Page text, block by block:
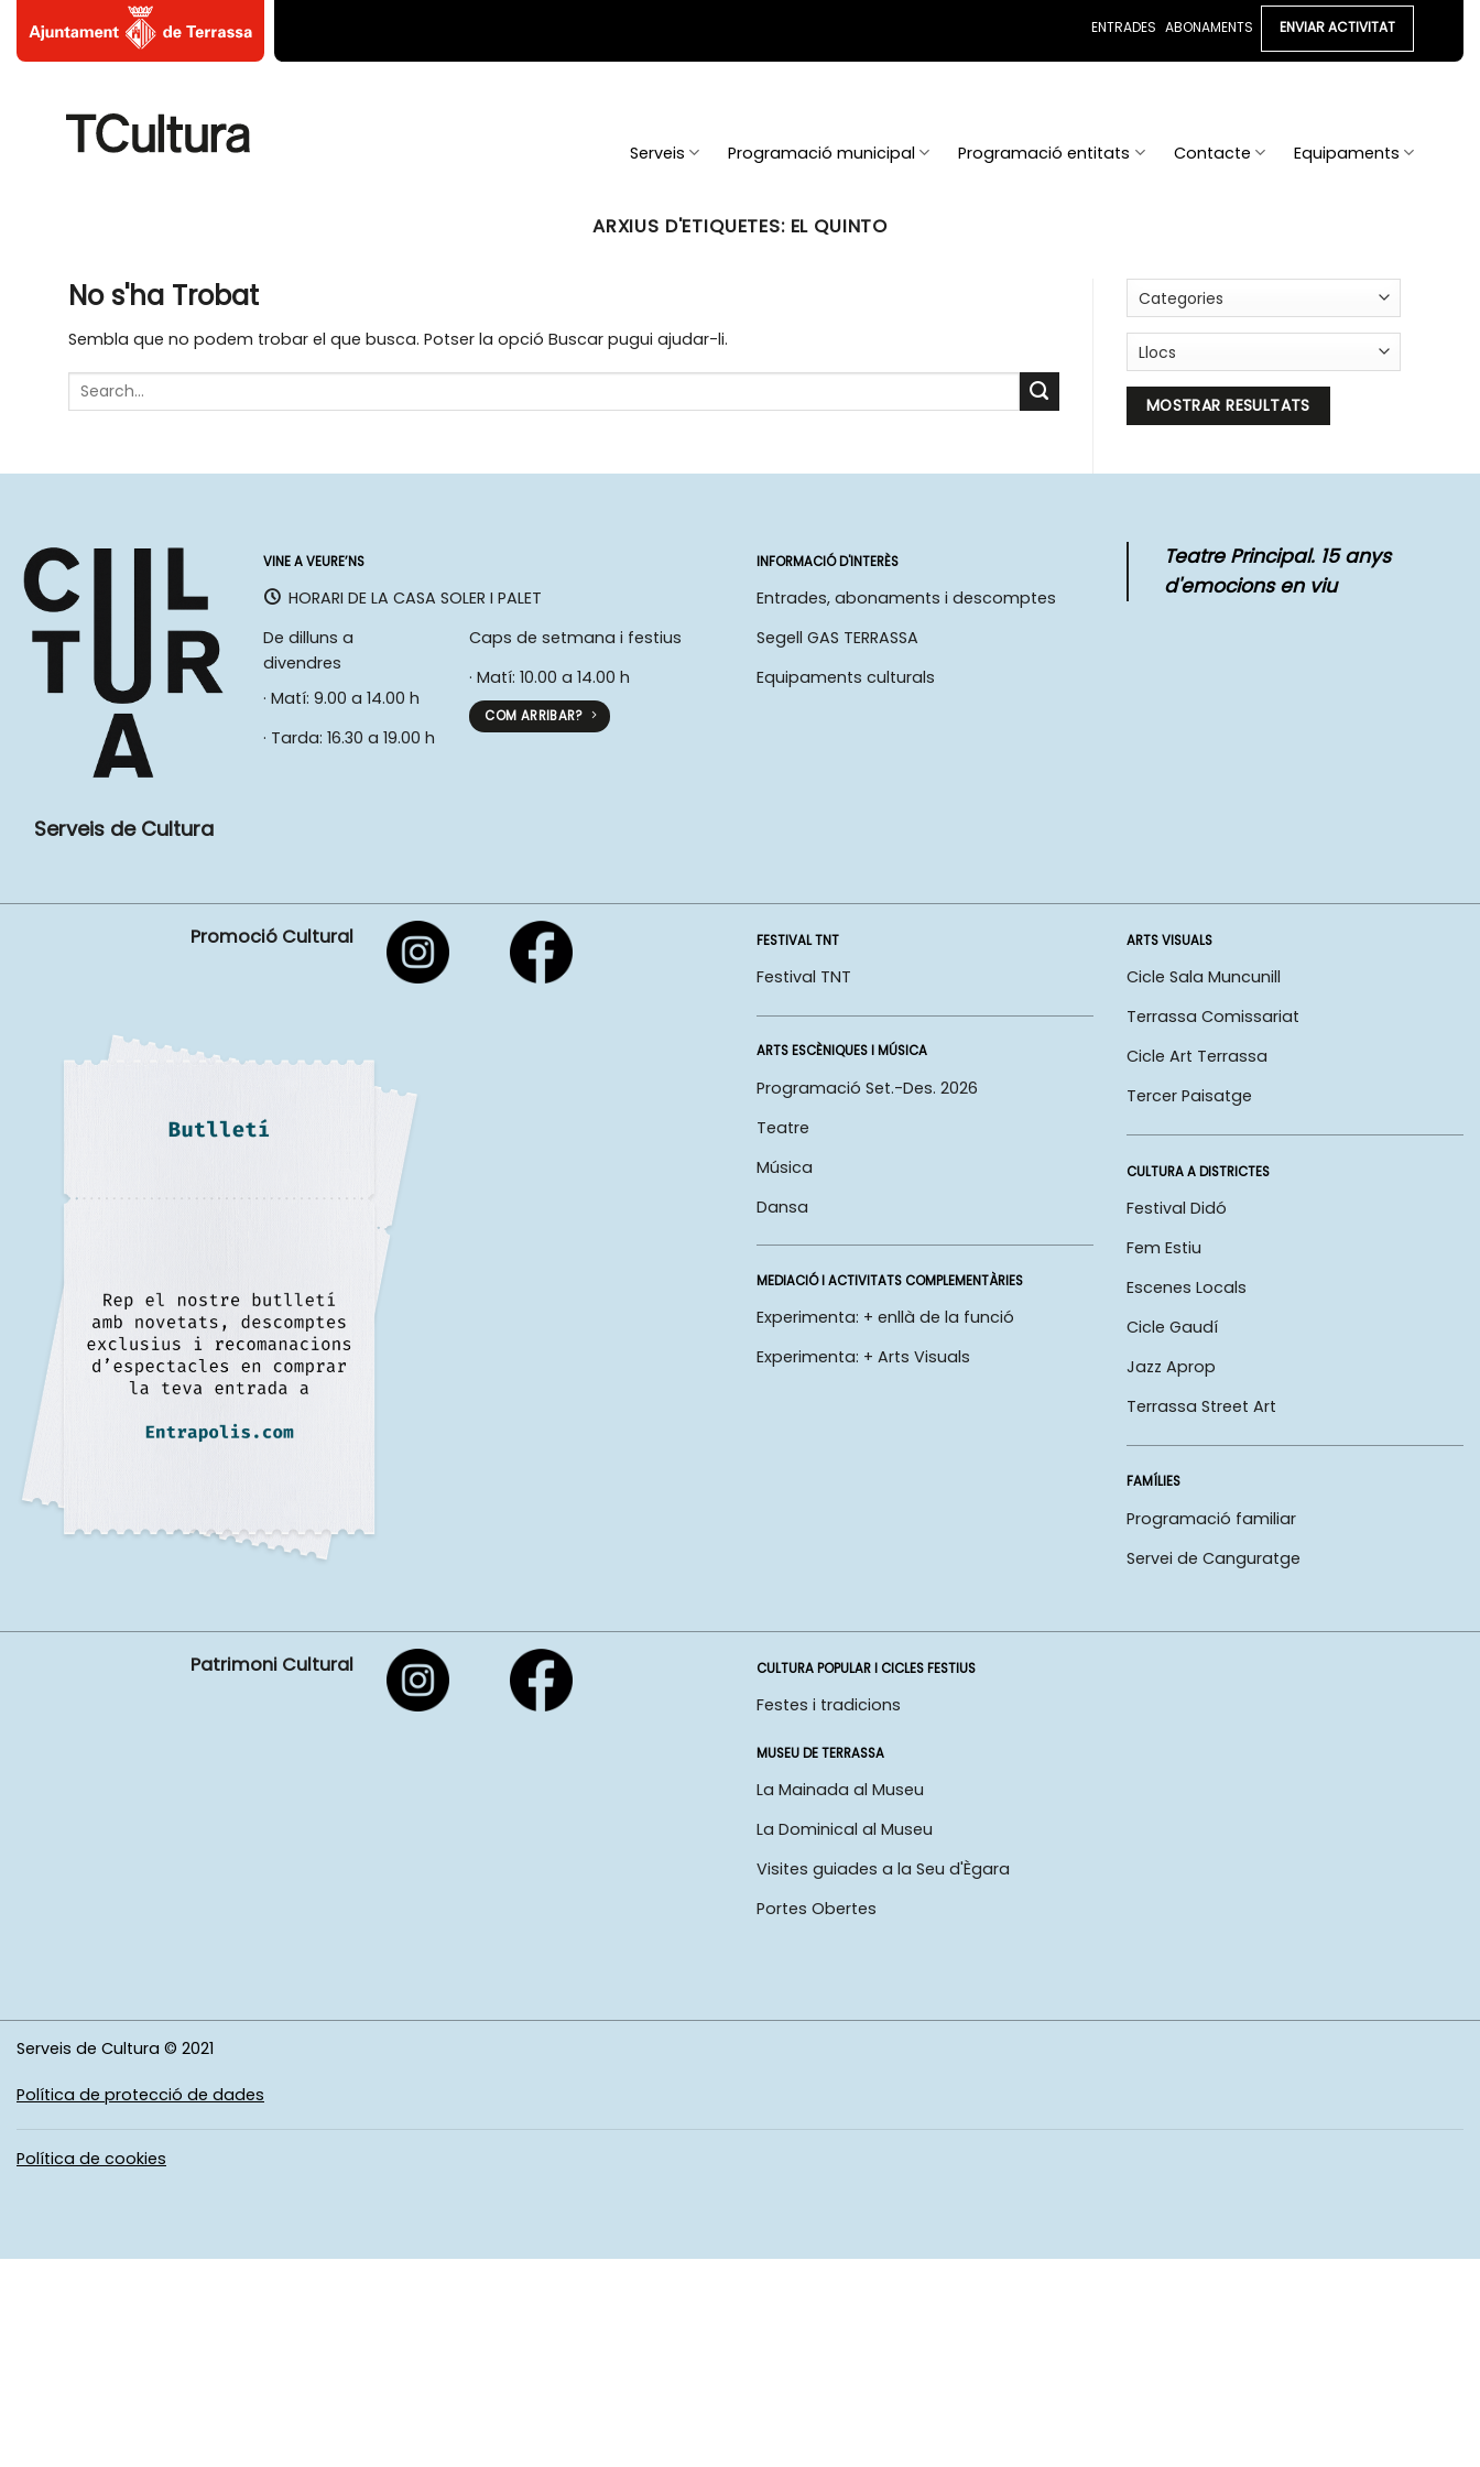
content
ENTRADES ABONAMENTS ENVIAR ACTIVITAT
Serveis Programació municipal Programació entitats Contacte Equipaments
ARXIUS D'ETIQUETES: EL QUINTO
No s'ha Trobat
Sembla que no podem trobar el que busca. Potser la opció Buscar pugui ajudar-li.
Serveis de Cultura
VINE A VEURE’NS
HORARI DE LA CASA SOLER I PALET
De dilluns a
divendres
· Matí: 9.00 a 14.00 h
· Tarda: 16.30 a 19.00 h
Caps de setmana i festius
· Matí: 10.00 a 14.00 h
COM ARRIBAR?
INFORMACIÓ D'INTERÈS
Entrades, abonaments i descomptes
Segell GAS TERRASSA
Equipaments culturals
Teatre Principal. 15 anys
d'emocions en viu
Promoció Cultural FESTIVAL TNT
Festival TNT
ARTS ESCÈNIQUES I MÚSICA
Programació Set.-Des. 2026
Teatre
Música
Dansa
MEDIACIÓ I ACTIVITATS COMPLEMENTÀRIES
Experimenta: + enllà de la funció
Experimenta: + Arts Visuals
ARTS VISUALS
Cicle Sala Muncunill
Terrassa Comissariat
Cicle Art Terrassa
Tercer Paisatge
CULTURA A DISTRICTES
Festival Didó
Fem Estiu
Escenes Locals
Cicle Gaudí
Jazz Aprop
Terrassa Street Art
FAMÍLIES
Programació familiar
Servei de Canguratge
Patrimoni Cultural CULTURA POPULAR I CICLES FESTIUS
Festes i tradicions
MUSEU DE TERRASSA
La Mainada al Museu
La Dominical al Museu
Visites guiades a la Seu d'Ègara
Portes Obertes
Serveis de Cultura © 2021
Política de protecció de dades
Política de cookies